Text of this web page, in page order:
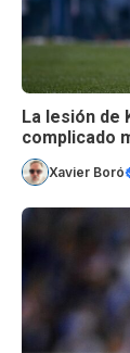
La lesión de
complicado
Xavier Boró